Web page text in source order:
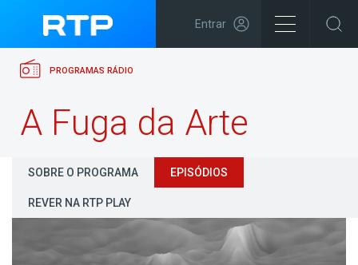
Entrar
PROGRAMAS RÁDIO
A Fuga da Arte
SOBRE O PROGRAMA EPISÓDIOS
REVER NA RTP PLAY